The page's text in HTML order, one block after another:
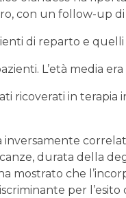
con un follow-up di
di reparto e quelli
L’età media era
ricoverati in terapia
durata della
mostrato che
per l’esito